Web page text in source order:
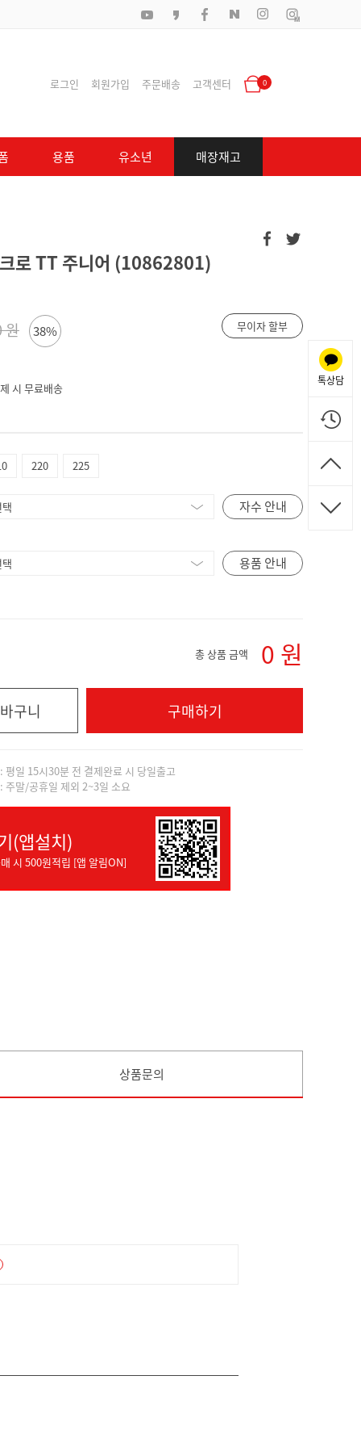
로그인 회원가입 주문배송 고객센터 0
용품 유소년 매장재고
로 TT 주니어 (10862801)
원 38% 무이자 할부
시 무료배송
220 225
자수 안내
용품 안내
총 상품 금액 0 원
구니 구매하기
평일 15시30분 전 결제완료 시 당일출고
주말/공휴일 제외 2~3일 소요
(앱설치)
시 500원적립 [앱 알림ON]
상품문의
톡상담